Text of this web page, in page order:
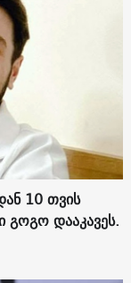
10 თვის
დააკავეს.